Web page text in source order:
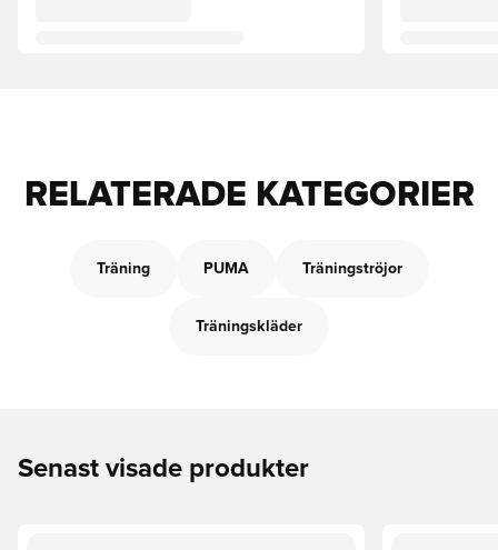
RELATERADE KATEGORIER
Träning PUMA Träningströjor
Träningskläder
Senast visade produkter